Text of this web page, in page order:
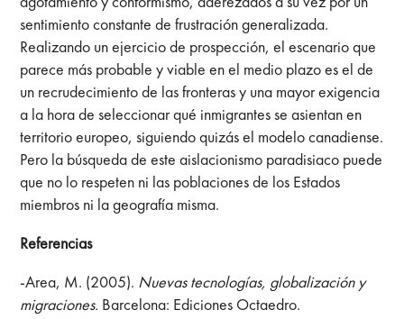
sentimiento constante de frustración generalizada.
Realizando un ejercicio de prospección, el escenario que
parece más probable y viable en el medio plazo es el de
un recrudecimiento de las fronteras y una mayor exigencia
a la hora de seleccionar qué inmigrantes se asientan en
territorio europeo, siguiendo quizás el modelo canadiense.
Pero la búsqueda de este aislacionismo paradisiaco puede
que no lo respeten ni las poblaciones de los Estados
miembros ni la geografía misma.
Referencias
-Area, M. (2005). Nuevas tecnologías, globalización y
migraciones. Barcelona: Ediciones Octaedro.